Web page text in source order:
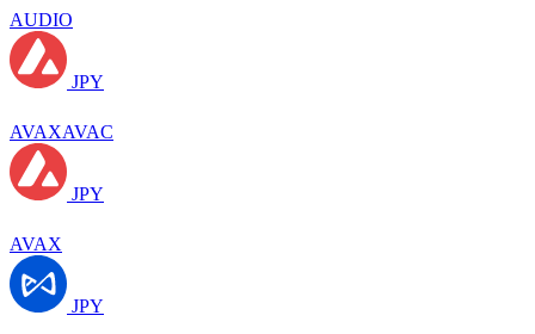
AUDIO
JPY
AVAXAVAC
JPY
AVAX
JPY